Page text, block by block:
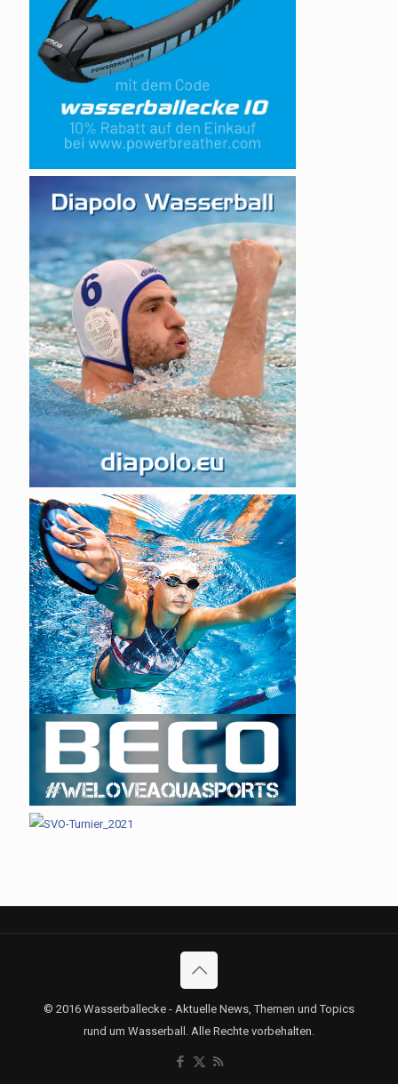
© 2016 Wasserballecke - Aktuelle News, Themen und Topics
rund um Wasserball. Alle Rechte vorbehalten.